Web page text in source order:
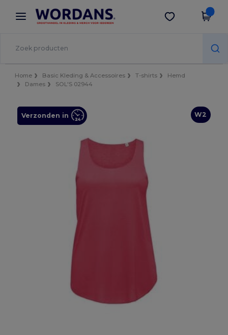
× Wordans-app
Betere prijzen in de app!
Download app
Home Basic Kleding & Accessoires T-shirts
Hemd
Dames
SOL'S 02944
W2
Verzonden in